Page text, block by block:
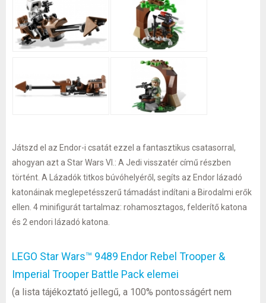
Játszd el az Endor-i csatát ezzel a fantasztikus csatasorral,
ahogyan azt a Star Wars VI.: A Jedi visszatér című részben
történt. A Lázadók titkos búvóhelyéről, segíts az Endor lázadó
katonáinak meglepetésszerű támadást indítani a Birodalmi erők
ellen. 4 minifigurát tartalmaz: rohamosztagos, felderítő katona
és 2 endori lázadó katona.
LEGO Star Wars™ 9489 Endor Rebel Trooper &
Imperial Trooper Battle Pack elemei
(a lista tájékoztató jellegű, a 100% pontosságért nem